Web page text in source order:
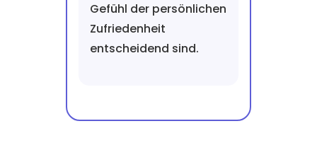
Gefühl der persönlichen
Zufriedenheit
entscheidend sind.